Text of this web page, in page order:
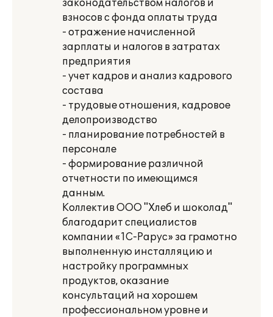
законодательством налогов и
взносов с фонда оплаты труда
- отражение начисленной
зарплаты и налогов в затратах
предприятия
- учет кадров и анализ кадрового
состава
- трудовые отношения, кадровое
делопроизводство
- планирование потребностей в
персонале
- формирование различной
отчетности по имеющимся
данным.
Коллектив ООО "Хлеб и шоколад"
благодарит специалистов
компании «1С-Рарус» за грамотно
выполненную инсталляцию и
настройку программных
продуктов, оказание
консультаций на хорошем
профессиональном уровне и